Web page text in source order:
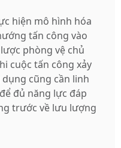
hiện mô hình hóa
tấn công vào
phòng vệ chủ
cuộc tấn công xảy
cũng cần linh
đủ năng lực đáp
trước về lưu lượng